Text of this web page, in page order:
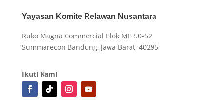
Yayasan Komite Relawan Nusantara
Ruko Magna Commercial Blok MB 50-52
Summarecon Bandung, Jawa Barat, 40295
Ikuti Kami